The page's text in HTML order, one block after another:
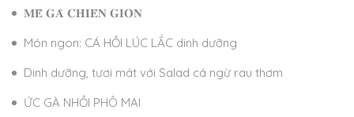
𝐌𝐄̂̀ 𝐆𝐀̀ 𝐂𝐇𝐈𝐄̂𝐍 𝐆𝐈𝐎̀𝐍
Món ngon: CÁ HỒI LÚC LẮC dinh dưỡng
Dinh dưỡng, tươi mát với Salad cá ngừ rau thơm
ỨC GÀ NHỒI PHÔ MAI